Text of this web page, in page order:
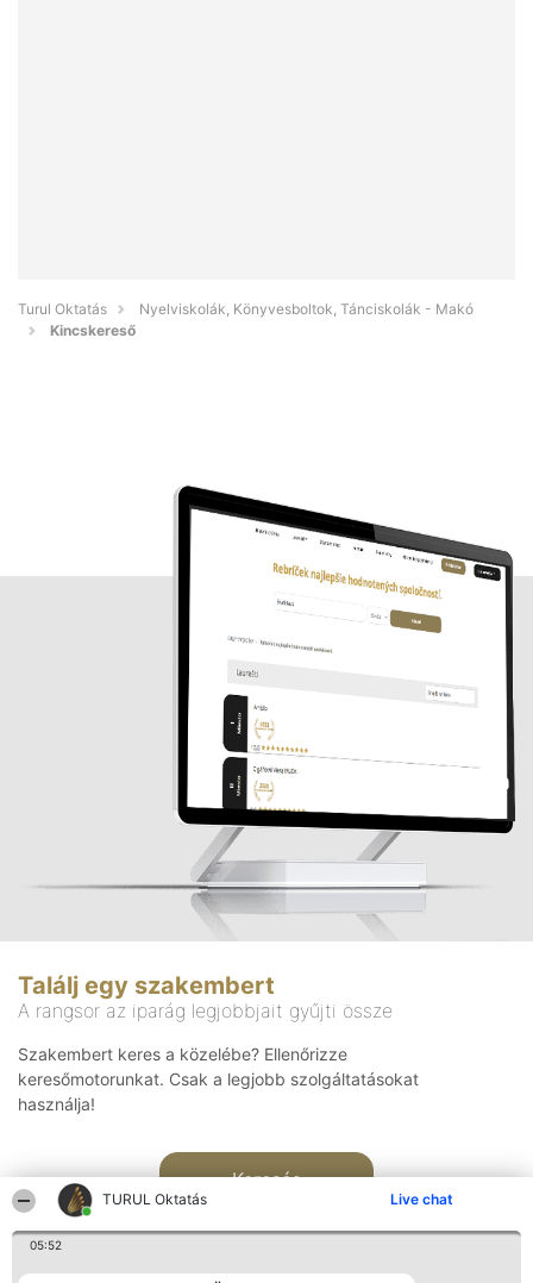
TURUL Oktatás Live chat
05:52
Turul Oktatás
Nyelviskolák, Könyvesboltok, Tánciskolák - Makó
Kincskereső
Találj egy szakembert
A rangsor az iparág legjobbjait gyűjti össze
Szakembert keres a közelébe? Ellenőrizze
keresőmotorunkat. Csak a legjobb szolgáltatásokat
használja!
Keresés